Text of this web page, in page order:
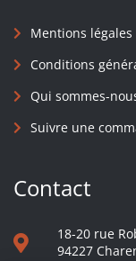
Mentions légales
Conditions
Qui sommes-
Suivre une
Contact
18-20 rue
94227